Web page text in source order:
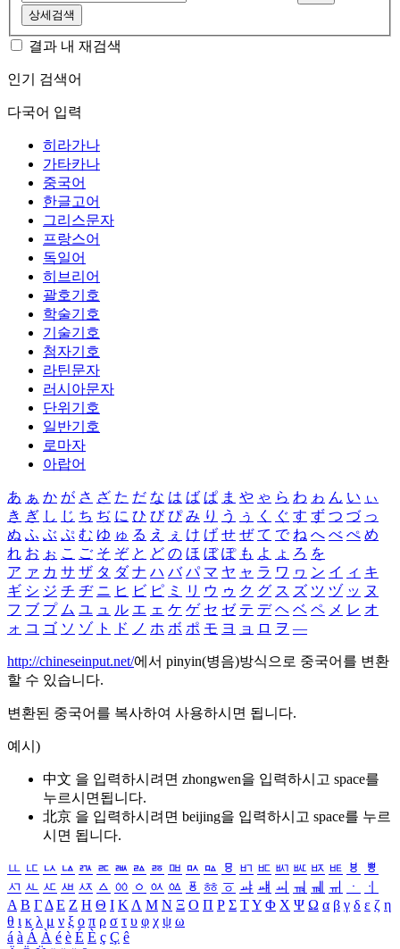
상세검색
결과 내 재검색
인기 검색어
다국어 입력
히라가나
가타카나
중국어
한글고어
그리스문자
프랑스어
독일어
히브리어
괄호기호
학술기호
기술기호
첨자기호
라틴문자
러시아문자
단위기호
일반기호
로마자
아랍어
あ ぁ か が さ ざ た だ な は ば ぱ ま や ゃ ら わ ゎ ん い ぃ
き ぎ し じ ち ぢ に ひ び ぴ み り う ぅ く ぐ す ず つ づ っ
ぬ ふ ぶ ぷ む ゆ ゅ る え ぇ け げ せ ぜ て で ね へ べ ぺ め
れ お ぉ こ ご そ ぞ と ど の ほ ぼ ぽ も よ ょ ろ を
ア ァ カ サ ザ タ ダ ナ ハ バ パ マ ヤ ャ ラ ワ ヮ ン イ ィ キ
ギ シ ジ チ ヂ ニ ヒ ビ ピ ミ リ ウ ゥ ク グ ス ズ ツ ヅ ッ ヌ
フ ブ プ ム ユ ュ ル エ ェ ケ ゲ セ ゼ テ デ ヘ ベ ペ メ レ オ
ォ コ ゴ ソ ゾ ト ド ノ ホ ボ ポ モ ヨ ョ ロ ヲ ―
http://chineseinput.net/에서 pinyin(병음)방식으로 중국어를 변환
할 수 있습니다.
변환된 중국어를 복사하여 사용하시면 됩니다.
예시)
中文 을 입력하시려면 zhongwen을 입력하시고 space를
누르시면됩니다.
北京 을 입력하시려면 beijing을 입력하시고 space를 누르
시면 됩니다.
ㅥ ㅦ ㅧ ㅨ ㅩ ㅪ ㅫ ㅬ ㅭ ㅮ ㅯ ㅰ ㅱ ㅲ ㅳ ㅴ ㅵ ㅶ ㅷ ㅸ
ㅹ
ㅺ ㅻ ㅼ ㅽ ㅾ ㅿ ㆀ ㆁ ㆂ ㆃ ㆄ ㆅ ㆆ ㆇ ㆈ ㆉ ㆊ ㆋ ㆌ ㆍ
ㆎ
Α Β ΓΔ Ε Ζ Η Θ Ι ΚΛ Μ Ν Ξ Ο Π Ρ Σ ΤΥ Φ Χ Ψ Ω α β γ δ ε ζ η
θ ι κ λ μ ν ξ ο π ρ σ τ υ φ χ ψ ω
á à Á À é è É È ç Ç ê